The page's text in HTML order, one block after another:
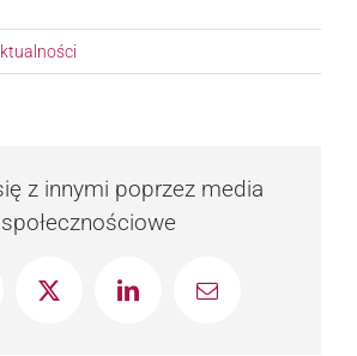
z innymi poprzez media
społecznościowe
X LinkedInEmail